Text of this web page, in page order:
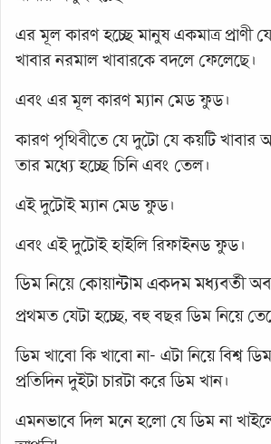
এর মূল কারণ হচ্ছে মানুষ একমাত্র প্রাণী যে
খাবার নরমাল খাবারকে বদলে ফেলেছে।
এবং এর মূল কারণ ম্যান মেড ফুড।
কারণ পৃথিবীতে যে দুটো যে কয়টি খাবার
তার মধ্যে হচ্ছে চিনি এবং তেল।
এই দুটোই ম্যান মেড ফুড।
এবং এই দুটোই হাইলি রিফাইনড ফুড।
ডিম নিয়ে কোয়ান্টাম একদম মধ্যবর্তী
প্রথমত যেটা হচ্ছে, বহু বছর ডিম নিয়ে
ডিম খাবো কি খাবো না- এটা নিয়ে বিশ্ব
প্রতিদিন দুইটা চারটা করে ডিম খান।
এমনভাবে দিল মনে হলো যে ডিম না